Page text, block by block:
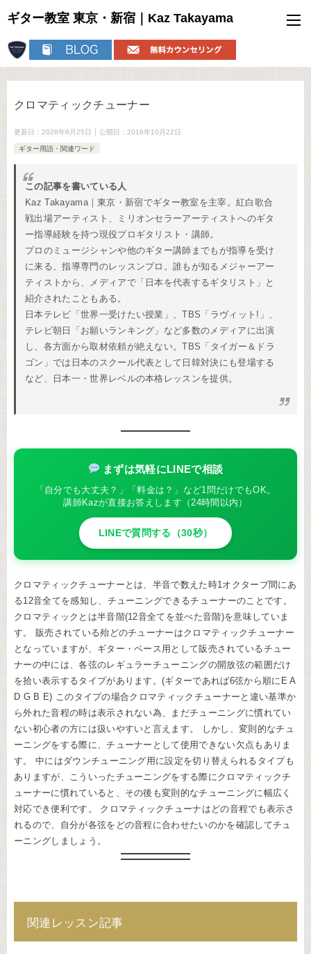
ギター教室 東京・新宿｜Kaz Takayama
クロマティックチューナー
更新日： 2026年6月25日 公開日： 2016年10月22日
ギター用語・関連ワード
この記事を書いている人
Kaz Takayama｜東京・新宿でギター教室を主宰。紅白歌合
戦出場アーティスト、ミリオンセラーアーティストへのギタ
ー指導経験を持つ現役プロギタリスト・講師。
プロのミュージシャンや他のギター講師までもが指導を受け
に来る、指導専門のレッスンプロ。誰もが知るメジャーアー
ティストから、メディアで「日本を代表するギタリスト」と
紹介されたこともある。
日本テレビ「世界一受けたい授業」、TBS「ラヴィット!」、
テレビ朝日「お願いランキング」など多数のメディアに出演
し、各方面から取材依頼が絶えない。TBS「タイガー＆ドラ
ゴン」では日本のスクール代表として日韓対決にも登場する
など、日本一・世界レベルの本格レッスンを提供。
まずは気軽にLINEで相談
「自分でも大丈夫？」「料金は？」など1問だけでもOK。
講師Kazが直接お答えします（24時間以内）
LINEで質問する（30秒）
クロマティックチューナーとは、半音で数えた時1オクターブ間にあ
る12音全てを感知し、チューニングできるチューナーのことです。
クロマティックとは半音階(12音全てを並べた音階)を意味していま
す。 販売されている殆どのチューナーはクロマティックチューナー
となっていますが、ギター・ベース用として販売されているチュー
ナーの中には、各弦のレギュラーチューニングの開放弦の範囲だけ
を拾い表示するタイプがあります。(ギターであれば6弦から順にE A
D G B E) このタイプの場合クロマティックチューナーと違い基準か
ら外れた音程の時は表示されない為、まだチューニングに慣れてい
ない初心者の方には扱いやすいと言えます。 しかし、変則的なチュ
ーニングをする際に、チューナーとして使用できない欠点もありま
す。 中にはダウンチューニング用に設定を切り替えられるタイプも
ありますが、こういったチューニングをする際にクロマティックチ
ューナーに慣れていると、その後も変則的なチューニングに幅広く
対応でき便利です。 クロマティックチューナはどの音程でも表示さ
れるので、自分が各弦をどの音程に合わせたいのかを確認してチュ
ーニングしましょう。
関連レッスン記事